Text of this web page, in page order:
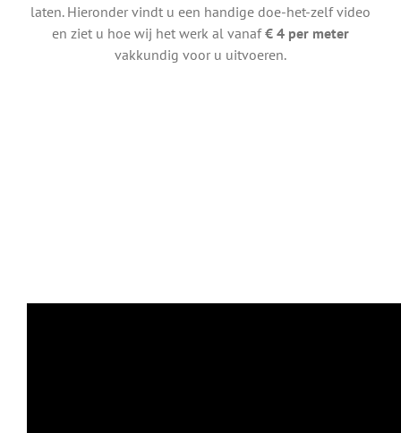
laten. Hieronder vindt u een handige doe-het-zelf video
en ziet u hoe wij het werk al vanaf€ 4 per meter
vakkundig voor u uitvoeren.